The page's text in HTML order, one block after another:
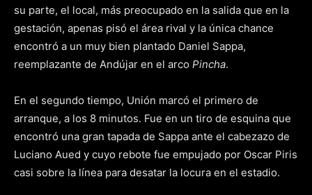
su parte, el local, más preocupado en la salida que en la
gestación, apenas pisó el área rival y la única chance
encontró a un muy bien plantado Daniel Sappa,
reemplazante de Andújar en el arco Pincha.
En el segundo tiempo, Unión marcó el primero de
arranque, a los 8 minutos. Fue en un tiro de esquina que
encontró una gran tapada de Sappa ante el cabezazo de
Luciano Aued y cuyo rebote fue empujado por Oscar Piris
casi sobre la línea para desatar la locura en el estadio.